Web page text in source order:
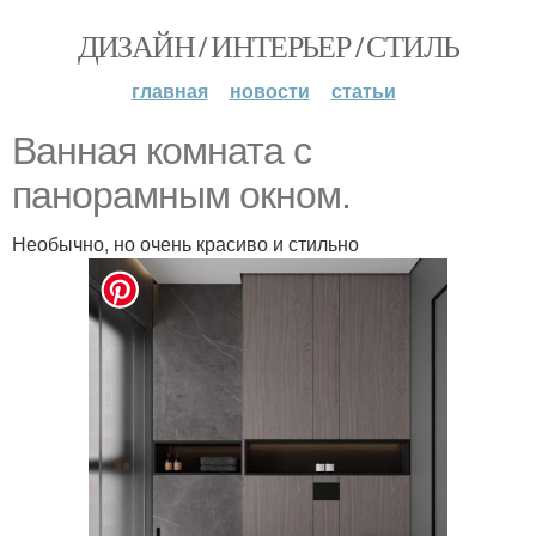
ДИЗАЙН / ИНТЕРЬЕР / СТИЛЬ
главная новости статьи
Ванная комната с
панорамным окном.
Необычно, но очень красиво и стильно